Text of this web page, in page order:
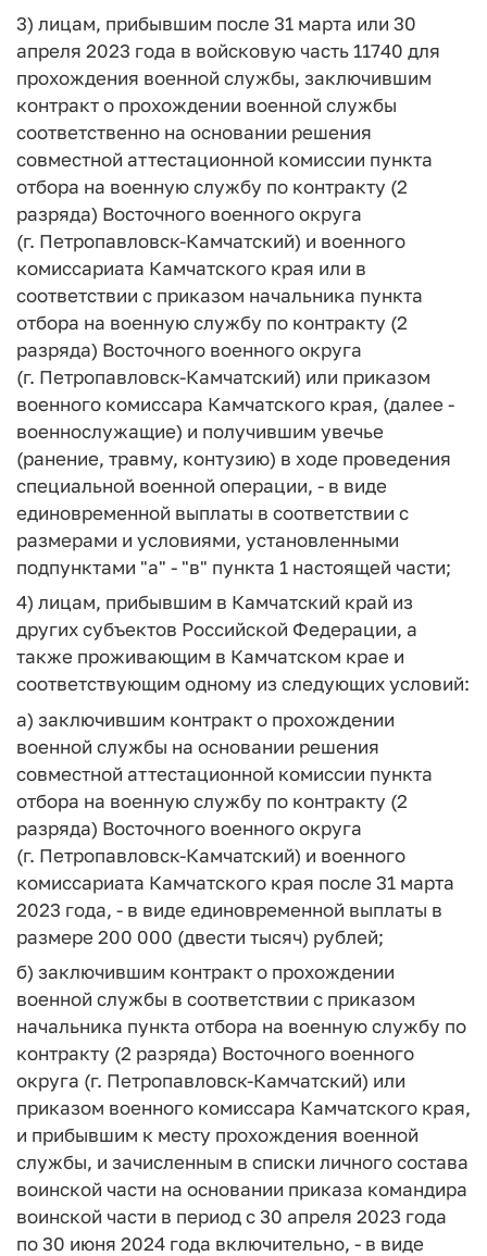
3) лицам, прибывшим после 31 марта или 30
апреля 2023 года в войсковую часть 11740 для
прохождения военной службы, заключившим
контракт о прохождении военной службы
соответственно на основании решения
совместной аттестационной комиссии пункта
отбора на военную службу по контракту (2
разряда) Восточного военного округа
(г. Петропавловск-Камчатский) и военного
комиссариата Камчатского края или в
соответствии с приказом начальника пункта
отбора на военную службу по контракту (2
разряда) Восточного военного округа
(г. Петропавловск-Камчатский) или приказом
военного комиссара Камчатского края, (далее -
военнослужащие) и получившим увечье
(ранение, травму, контузию) в ходе проведения
специальной военной операции, - в виде
единовременной выплаты в соответствии с
размерами и условиями, установленными
подпунктами "а" - "в" пункта 1 настоящей части;
4) лицам, прибывшим в Камчатский край из
других субъектов Российской Федерации, а
также проживающим в Камчатском крае и
соответствующим одному из следующих условий:
а) заключившим контракт о прохождении
военной службы на основании решения
совместной аттестационной комиссии пункта
отбора на военную службу по контракту (2
разряда) Восточного военного округа
(г. Петропавловск-Камчатский) и военного
комиссариата Камчатского края после 31 марта
2023 года, - в виде единовременной выплаты в
размере 200 000 (двести тысяч) рублей;
б) заключившим контракт о прохождении
военной службы в соответствии с приказом
начальника пункта отбора на военную службу по
контракту (2 разряда) Восточного военного
округа (г. Петропавловск-Камчатский) или
приказом военного комиссара Камчатского края,
и прибывшим к месту прохождения военной
службы, и зачисленным в списки личного состава
воинской части на основании приказа командира
воинской части в период с 30 апреля 2023 года
по 30 июня 2024 года включительно, - в виде